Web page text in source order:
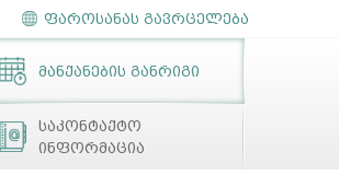
ფაროსანას გავრცელება
მანქანების განრიგი
საკონტაქტო
ინფორმაცია